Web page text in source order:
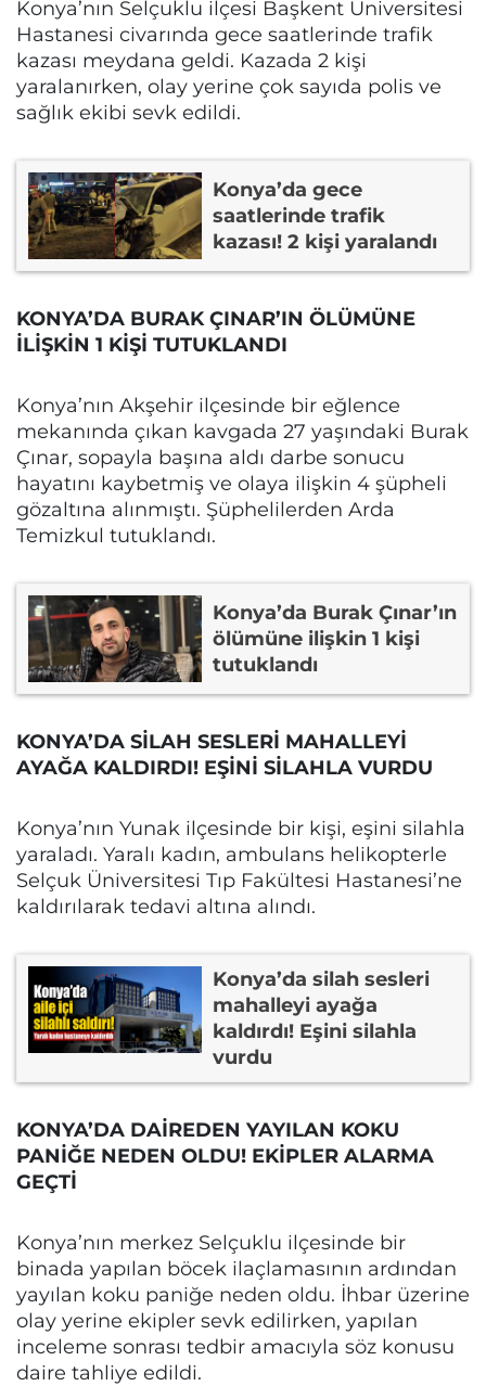
Konya’nın Selçuklu ilçesi Başkent Üniversitesi
Hastanesi civarında gece saatlerinde trafik
kazası meydana geldi. Kazada 2 kişi
yaralanırken, olay yerine çok sayıda polis ve
sağlık ekibi sevk edildi.
Konya’da gece
saatlerinde trafik
kazası! 2 kişi yaralandı
KONYA’DA BURAK ÇINAR’IN ÖLÜMÜNE
İLİŞKİN 1 KİŞİ TUTUKLANDI
Konya’nın Akşehir ilçesinde bir eğlence
mekanında çıkan kavgada 27 yaşındaki Burak
Çınar, sopayla başına aldı darbe sonucu
hayatını kaybetmiş ve olaya ilişkin 4 şüpheli
gözaltına alınmıştı. Şüphelilerden Arda
Temizkul tutuklandı.
Konya’da Burak Çınar’ın
ölümüne ilişkin 1 kişi
tutuklandı
KONYA’DA SİLAH SESLERİ MAHALLEYİ
AYAĞA KALDIRDI! EŞİNİ SİLAHLA VURDU
Konya’nın Yunak ilçesinde bir kişi, eşini silahla
yaraladı. Yaralı kadın, ambulans helikopterle
Selçuk Üniversitesi Tıp Fakültesi Hastanesi’ne
kaldırılarak tedavi altına alındı.
Konya’da silah sesleri
mahalleyi ayağa
kaldırdı! Eşini silahla
vurdu
KONYA’DA DAİREDEN YAYILAN KOKU
PANİĞE NEDEN OLDU! EKİPLER ALARMA
GEÇTİ
Konya’nın merkez Selçuklu ilçesinde bir
binada yapılan böcek ilaçlamasının ardından
yayılan koku paniğe neden oldu. İhbar üzerine
olay yerine ekipler sevk edilirken, yapılan
inceleme sonrası tedbir amacıyla söz konusu
daire tahliye edildi.